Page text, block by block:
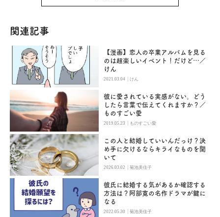
関連記事
【漫画】恋人の卒業アルバムを見る
のは超楽しいイベント！だけど…／
けん
2021.03.04 |けん
彼に愛されている実感がない。どう
したら言葉で伝えてくれますか？／
ものすごい愛
2019.05.23 | ものすごい愛
この人と結婚していいんだっけ？決
め手に欠けるならキライなものを聞
いて
2026.03.02 |菊池美佳子
彼氏に結婚する気があるか確認する
方法は？阿部寛の名作ドラマが鍵に
なる
2022.05.30 |菊池美佳子